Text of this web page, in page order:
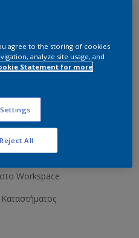
χρώματος
Υπολογισμός
Workspace
agree to the storing of cookies
analyze site usage, and
Statement for more
Reject All